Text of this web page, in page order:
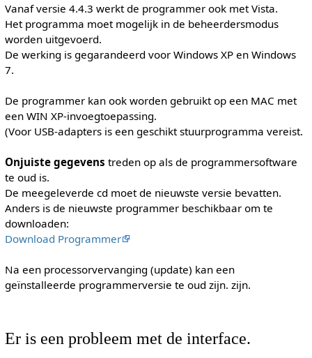
Vanaf versie 4.4.3 werkt de programmer ook met Vista.
Het programma moet mogelijk in de beheerdersmodus
worden uitgevoerd.
De werking is gegarandeerd voor Windows XP en Windows
7.
De programmer kan ook worden gebruikt op een MAC met
een WIN XP-invoegtoepassing.
(Voor USB-adapters is een geschikt stuurprogramma vereist.
Onjuiste gegevens treden op als de programmersoftware
te oud is.
De meegeleverde cd moet de nieuwste versie bevatten.
Anders is de nieuwste programmer beschikbaar om te
downloaden:
Download Programmer
Na een processorvervanging (update) kan een
geïnstalleerde programmerversie te oud zijn. zijn.
Er is een probleem met de interface.